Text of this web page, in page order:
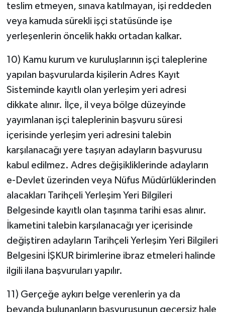
teslim etmeyen, sınava katılmayan, işi reddeden
veya kamuda sürekli işçi statüsünde işe
yerleşenlerin öncelik hakkı ortadan kalkar.
10) Kamu kurum ve kuruluşlarının işçi taleplerine
yapılan başvurularda kişilerin Adres Kayıt
Sisteminde kayıtlı olan yerleşim yeri adresi
dikkate alınır. İlçe, il veya bölge düzeyinde
yayımlanan işçi taleplerinin başvuru süresi
içerisinde yerleşim yeri adresini talebin
karşılanacağı yere taşıyan adayların başvurusu
kabul edilmez. Adres değişikliklerinde adayların
e-Devlet üzerinden veya Nüfus Müdürlüklerinden
alacakları Tarihçeli Yerleşim Yeri Bilgileri
Belgesinde kayıtlı olan taşınma tarihi esas alınır.
İkametini talebin karşılanacağı yer içerisinde
değiştiren adayların Tarihçeli Yerleşim Yeri Bilgileri
Belgesini İŞKUR birimlerine ibraz etmeleri halinde
ilgili ilana başvuruları yapılır.
11) Gerçeğe aykırı belge verenlerin ya da
beyanda bulunanların başvurusunun geçersiz hale